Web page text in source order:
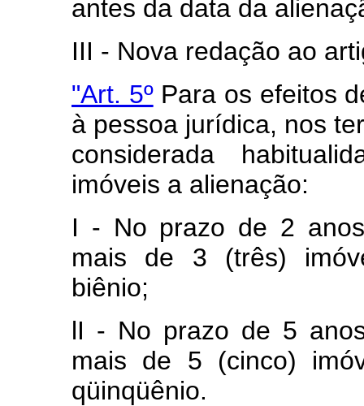
antes da data da
III - Nova redação ao
"Art. 5ºPara os efeitos
à pessoa jurídica, nos
considerada
imóveis a alienação:
I - No prazo de 2
mais de 3 (três)
biênio;
lI - No prazo de 5
mais de 5 (cinco)
qüinqüênio.